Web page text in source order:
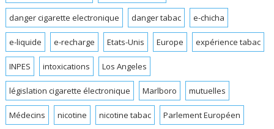
danger cigarette electronique danger tabac e-chicha
e-liquide e-recharge Etats-Unis Europe expérience tabac
INPES intoxications Los Angeles
législation cigarette électronique Marlboro mutuelles
Médecins nicotine nicotine tabac Parlement Européen